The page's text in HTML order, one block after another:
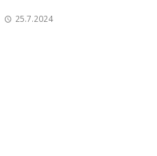
25.7.2024